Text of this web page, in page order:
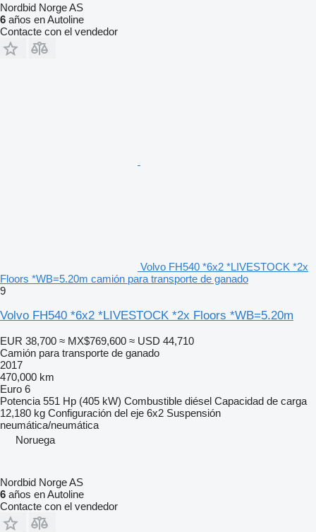
Nordbid Norge AS
6 años en Autoline
Contacte con el vendedor
Volvo FH540 *6x2 *LIVESTOCK *2x
Floors *WB=5.20m camión para transporte de ganado
9
Volvo FH540 *6x2 *LIVESTOCK *2x Floors *WB=5.20m
EUR 38,700 ≈ MX$769,600 ≈ USD 44,710
Camión para transporte de ganado
2017
470,000 km
Euro 6
Potencia 551 Hp (405 kW) Combustible diésel Capacidad de carga
12,180 kg Configuración del eje 6x2 Suspensión
neumática/neumática
Noruega
Nordbid Norge AS
6 años en Autoline
Contacte con el vendedor